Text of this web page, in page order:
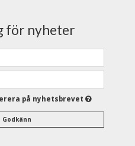
för nyheter
på nyhetsbrevet
Godkänn